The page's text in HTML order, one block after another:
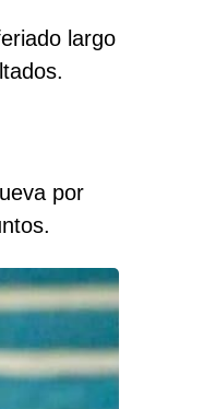
largo
por